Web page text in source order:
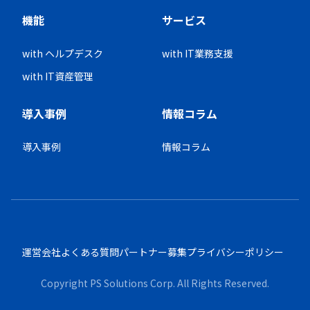
機能
with ヘルプデスク
with IT資産管理
サービス
with IT業務支援
導入事例
導入事例
情報コラム
情報コラム
運営会社よくある質問パートナー募集プライバシーポリシー
Copyright PS Solutions Corp. All Rights Reserved.